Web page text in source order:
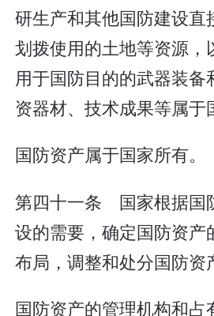
研生产和其他国防建设直
划拨使用的土地等资源，
用于国防目的的武器装备
资器材、技术成果等属于
国防资产属于国家所有。
第四十一条 国家根据国
设的需要，确定国防资产
布局，调整和处分国防资
国防资产的管理机构和占